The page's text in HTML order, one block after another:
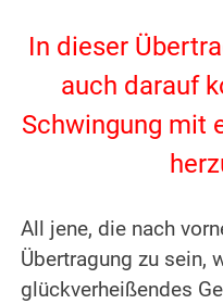
In dieser
auch darauf
Schwingung mit
All jene, die nach
Übertragung zu sein,
glückverheißendes